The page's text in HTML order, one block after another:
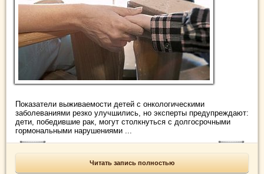
Показатели выживаемости детей с онкологическими
заболеваниями резко улучшились, но эксперты предупреждают:
дети, победившие рак, могут столкнуться с долгосрочными
гормональными нарушениями ...
Читать запись полностью